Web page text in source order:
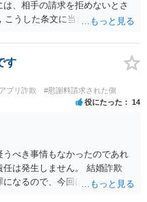
、相手の請求を拒めないとさ
こうした条文に当たるかが問題
のではなく，震災等で対象施
挙式等自体が物理的に不可能に
す。こうした中で，顧客の判断
的には顧客側に帰責性があっ
で，実質的に考えた場合，集
を要請されているところ，結
ては集会に供する施設の1つと
るかと思われます。 こうした
，事実上挙式等の実施が困難
の「責めに帰すべき事由」が
請求が認められない可能性は
す
プリ詐欺 #慰謝料請求された側
役にたった 14
べき事情もなかったのであれ
は発生しません。 結婚詐欺
なるので、今回は該当しませ